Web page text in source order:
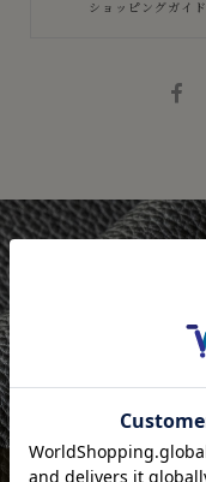
ショッピングガイド